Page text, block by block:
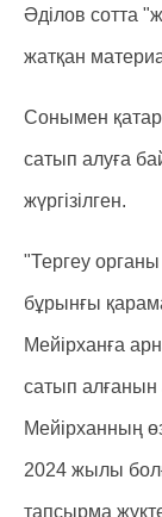
Әділов сотта
жатқан
Сонымен
сатып алуға
жүргізілген.
"Тергеу
бұрынғы
Мейірханға
сатып
Мейірханның
2024 жылы
тапсырма